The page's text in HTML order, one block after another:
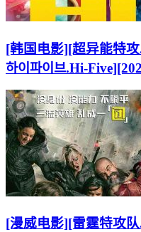
[韩国电影][超异能特
하이파이브.Hi-
[漫威电影][雷霆特攻